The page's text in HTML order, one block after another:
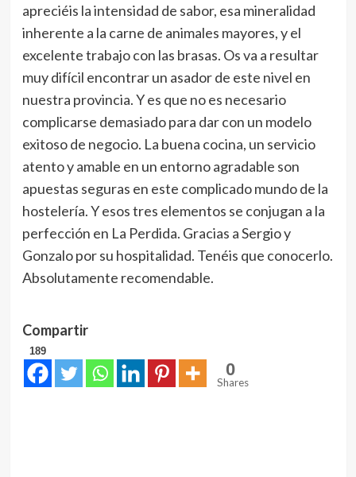
apreciéis la intensidad de sabor, esa mineralidad
inherente a la carne de animales mayores, y el
excelente trabajo con las brasas. Os va a resultar
muy difícil encontrar un asador de este nivel en
nuestra provincia. Y es que no es necesario
complicarse demasiado para dar con un modelo
exitoso de negocio. La buena cocina, un servicio
atento y amable en un entorno agradable son
apuestas seguras en este complicado mundo de la
hostelería. Y esos tres elementos se conjugan a la
perfección en La Perdida. Gracias a Sergio y
Gonzalo por su hospitalidad. Tenéis que conocerlo.
Absolutamente recomendable.
Compartir
189
0
Shares